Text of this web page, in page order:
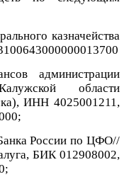
казначейства
администрации
области
ИНН 4025001211,
России по ЦФО//
БИК 012908002,